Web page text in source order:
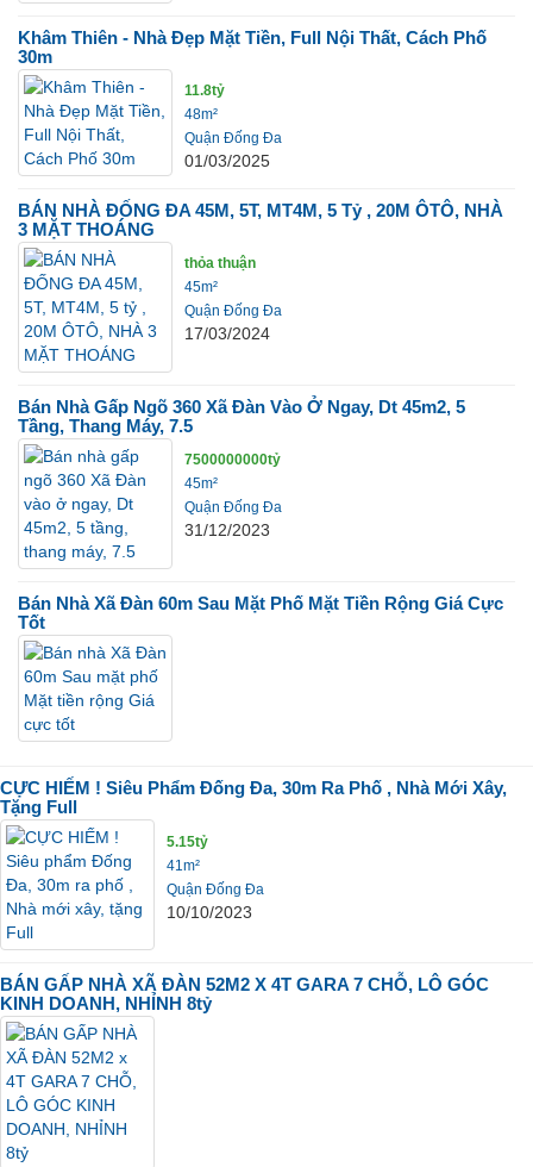
Khâm Thiên - Nhà Đẹp Mặt Tiền, Full Nội Thất, Cách Phố
30m
11.8tỷ
48m²
Quận Đống Đa
01/03/2025
BÁN NHÀ ĐỐNG ĐA 45M, 5T, MT4M, 5 Tỷ , 20M ÔTÔ, NHÀ
3 MẶT THOÁNG
thỏa thuận
45m²
Quận Đống Đa
17/03/2024
Bán Nhà Gấp Ngõ 360 Xã Đàn Vào Ở Ngay, Dt 45m2, 5
Tầng, Thang Máy, 7.5
7500000000tỷ
45m²
Quận Đống Đa
31/12/2023
Bán Nhà Xã Đàn 60m Sau Mặt Phố Mặt Tiền Rộng Giá Cực
Tốt
CỰC HIẾM ! Siêu Phẩm Đống Đa, 30m Ra Phố , Nhà Mới Xây,
Tặng Full
5.15tỷ
41m²
Quận Đống Đa
10/10/2023
BÁN GẤP NHÀ XÃ ĐÀN 52M2 X 4T GARA 7 CHỖ, LÔ GÓC
KINH DOANH, NHỈNH 8tỷ